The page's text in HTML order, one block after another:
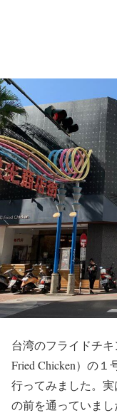
台湾のフライドチ
Fried Chicken）の１
行ってみました。
の前を通っていま